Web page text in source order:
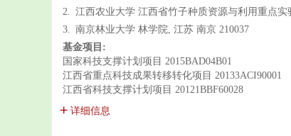
2. 江西农业大学 江西省竹子种质资源与利用重点实
3. 南京林业大学 林学院, 江苏 南京 210037
基金项目:
国家科技支撑计划项目 2015BAD04B01
江西省重点科技成果转移转化项目 20133ACI90001
江西省科技支撑计划项目 20121BBF60028
详细信息